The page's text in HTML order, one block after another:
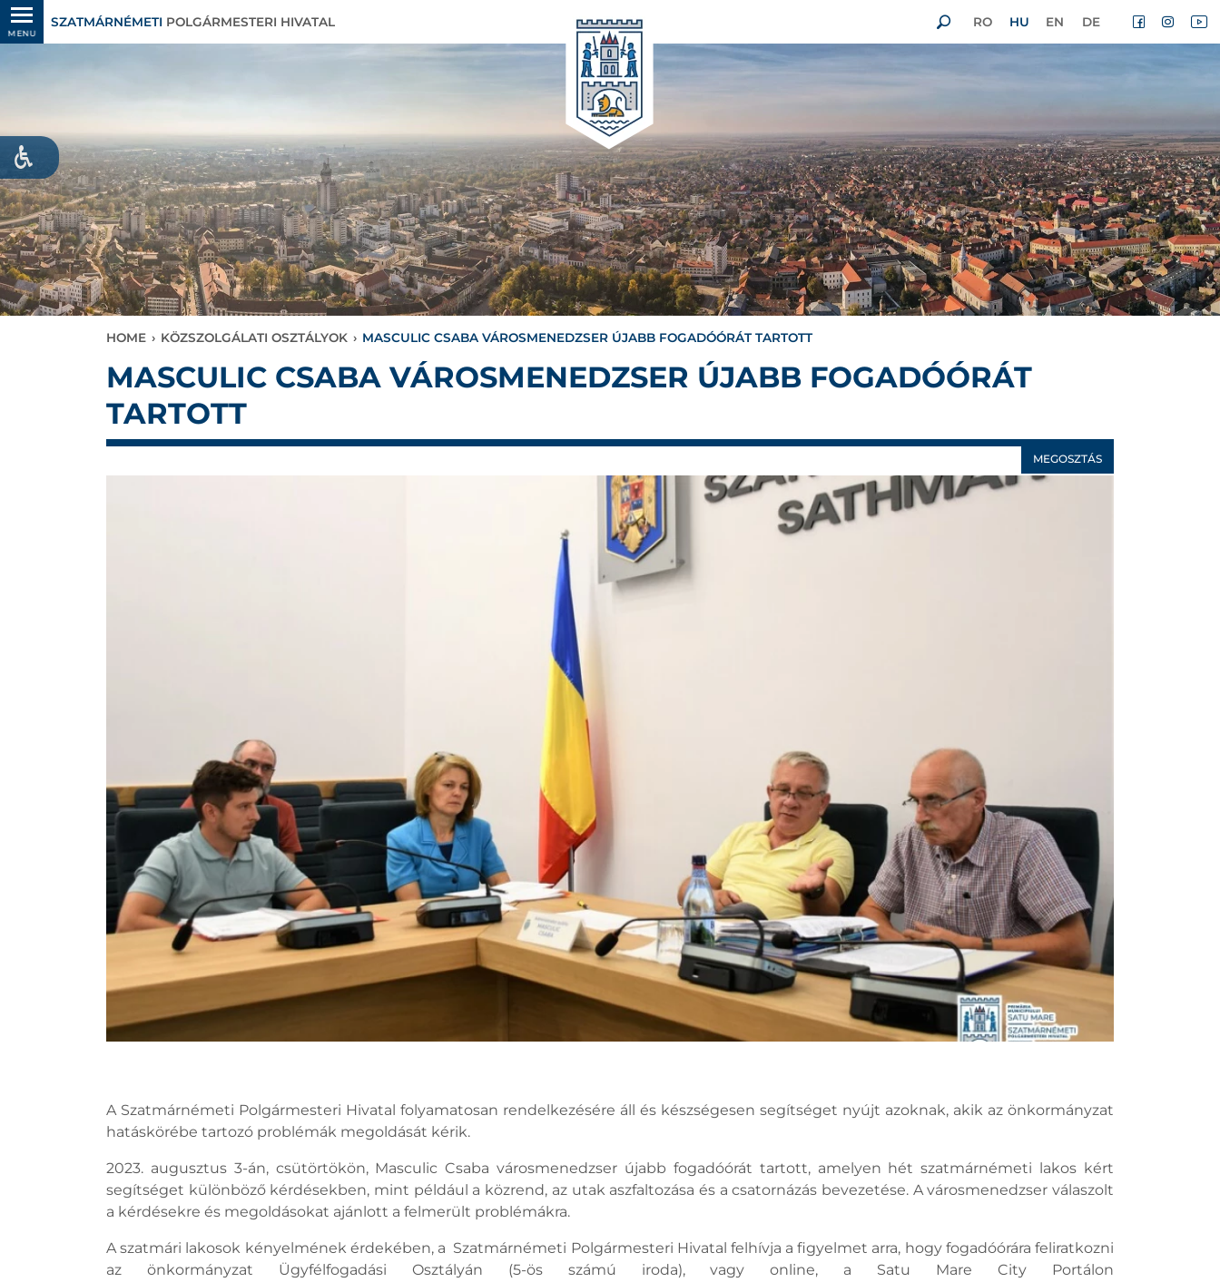
MENU
SZATMÁRNÉMETI POLGÁRMESTERI HIVATAL RO HU EN DE
HOME › KÖZSZOLGÁLATI OSZTÁLYOK › MASCULIC CSABA VÁROSMENEDZSER ÚJABB FOGADÓÓRÁT TARTOTT
MASCULIC CSABA VÁROSMENEDZSER ÚJABB FOGADÓÓRÁT
TARTOTT
MEGOSZTÁS
A Szatmárnémeti Polgármesteri Hivatal folyamatosan rendelkezésére áll és készségesen segítséget nyújt azoknak, akik az önkormányzat
hatáskörébe tartozó problémák megoldását kérik.
2023. augusztus 3-án, csütörtökön, Masculic Csaba városmenedzser újabb fogadóórát tartott, amelyen hét szatmárnémeti lakos kért
segítséget különböző kérdésekben, mint például a közrend, az utak aszfaltozása és a csatornázás bevezetése. A városmenedzser válaszolt
a kérdésekre és megoldásokat ajánlott a felmerült problémákra.
A szatmári lakosok kényelmének érdekében, a Szatmárnémeti Polgármesteri Hivatal felhívja a figyelmet arra, hogy fogadóórára feliratkozni
az önkormányzat Ügyfélfogadási Osztályán (5-ös számú iroda), vagy online, a Satu Mare City Portálon